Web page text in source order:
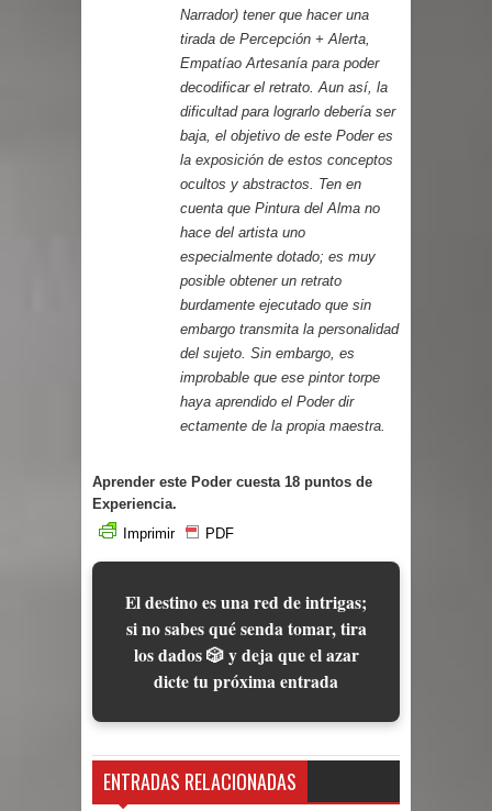
Narrador) tener que hacer una
tirada de Percepción + Alerta,
Empatíao Artesanía para poder
decodificar el retrato. Aun así, la
dificultad para lograrlo debería ser
baja, el objetivo de este Poder es
la exposición de estos conceptos
ocultos y abstractos. Ten en
cuenta que Pintura del Alma no
hace del artista uno
especialmente dotado; es muy
posible obtener un retrato
burdamente ejecutado que sin
embargo transmita la personalidad
del sujeto. Sin embargo, es
improbable que ese pintor torpe
haya aprendido el Poder dir
ectamente de la propia maestra.
Aprender este Poder cuesta 18 puntos de
Experiencia.
Imprimir
PDF
El destino es una red de intrigas;
si no sabes qué senda tomar, tira
los dados 🎲 y deja que el azar
dicte tu próxima entrada
ENTRADAS RELACIONADAS